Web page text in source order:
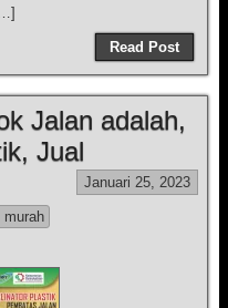
Read Post
Jalan adalah,
Jual
Januari 25, 2023
murah